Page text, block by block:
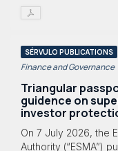
SÉRVULO PUBLICATIONS
Finance and Governance
Triangular
guidence on
investor
On 7 July 2026, the
Authority (“ESMA”)